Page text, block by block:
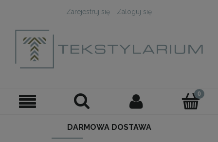
Zarejestruj się Zaloguj się
DARMOWA DOSTAWA